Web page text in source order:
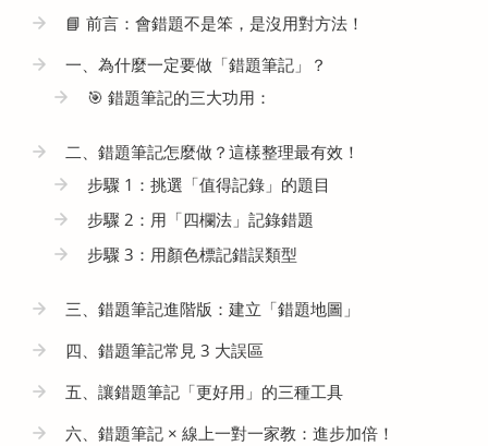
📘 前言：會錯題不是笨，是沒用對方法！
一、為什麼一定要做「錯題筆記」？
🎯 錯題筆記的三大功用：
二、錯題筆記怎麼做？這樣整理最有效！
步驟 1：挑選「值得記錄」的題目
步驟 2：用「四欄法」記錄錯題
步驟 3：用顏色標記錯誤類型
三、錯題筆記進階版：建立「錯題地圖」
四、錯題筆記常見 3 大誤區
五、讓錯題筆記「更好用」的三種工具
六、錯題筆記 × 線上一對一家教：進步加倍！